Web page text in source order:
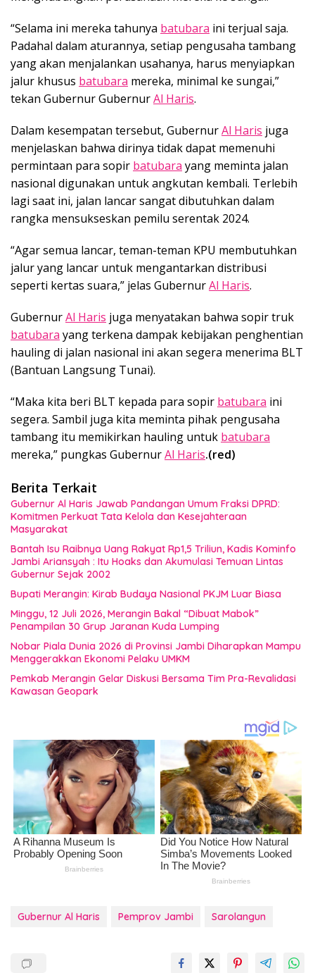
“Selama ini mereka tahunya batubara ini terjual saja.
Padahal dalam aturannya, setiap pengusaha tambang
yang akan menjalankan usahanya, harus menyiapkan
jalur khusus batubara mereka, minimal ke sungai,”
tekan Gubernur GubernurAl Haris.
Dalam kesempatan tersebut, GubernurAl Haris juga
menjelaskan bahwa dirinya tidak dapat memenuhi
permintaan para sopir batubara yang meminta jalan
nasional digunakan untuk angkutan kembali. Terlebih
lagi saat ini, jalan lancar sangat dibutuhkan dalam
rangka mensukseskan pemilu serentak 2024.
“Agar semua lancar, teman-teman KPU membutuhkan
jalur yang lancar untuk mengantarkan distribusi
seperti kertas suara,” jelas GubernurAl Haris.
GubernurAl Haris juga menyatakan bahwa sopir truk
batubara yang terkena dampak kebijakan penghentian
hauling di jalan nasional ini akan segera menerima BLT
(Bantuan Langsung Tunai).
“Maka kita beri BLT kepada para sopir batubara ini
segera. Sambil juga kita meminta pihak pengusaha
tambang itu memikirkan hauling untuk batubara
mereka,” pungkas GubernurAl Haris.(red)
Berita Terkait
Gubernur Al Haris Jawab Pandangan Umum Fraksi DPRD:
Komitmen Perkuat Tata Kelola dan Kesejahteraan
Masyarakat
Bantah Isu Raibnya Uang Rakyat Rp1,5 Triliun, Kadis Kominfo
Jambi Ariansyah : Itu Hoaks dan Akumulasi Temuan Lintas
Gubernur Sejak 2002
Bupati Merangin: Kirab Budaya Nasional PKJM Luar Biasa
Minggu, 12 Juli 2026, Merangin Bakal “Dibuat Mabok”
Penampilan 30 Grup Jaranan Kuda Lumping
Nobar Piala Dunia 2026 di Provinsi Jambi Diharapkan Mampu
Menggerakkan Ekonomi Pelaku UMKM
Pemkab Merangin Gelar Diskusi Bersama Tim Pra-Revalidasi
Kawasan Geopark
Gubernur Al Haris Pemprov Jambi Sarolangun